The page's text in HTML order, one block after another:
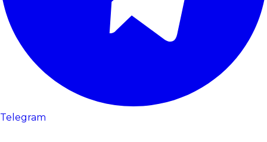
Telegram